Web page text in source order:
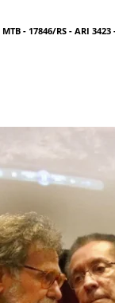
- 17846/RS - ARI